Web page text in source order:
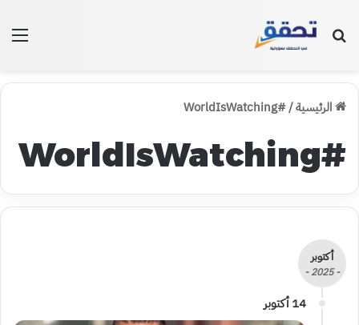
بحث عن
الرئيسية/
#WorldIsWatching
#WorldIsWatching
أكتوبر
- 2025 -
14 أكتوبر